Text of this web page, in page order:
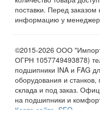
поставки. Перед
информацию у
©2015-2026 ООО
ОГРН 1057749493878)
подшипники INA и FAG
оборудования и
склада и под заказ.
на подшипники и
Карта сайта SEO